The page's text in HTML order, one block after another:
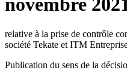
novembre
relative à la prise de contrôle
société Tekate et ITM
Publication du sens de la